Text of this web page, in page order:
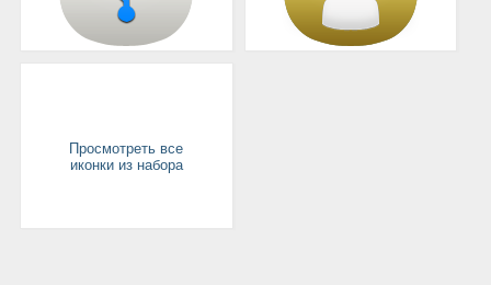
Просмотреть все
иконки из набора